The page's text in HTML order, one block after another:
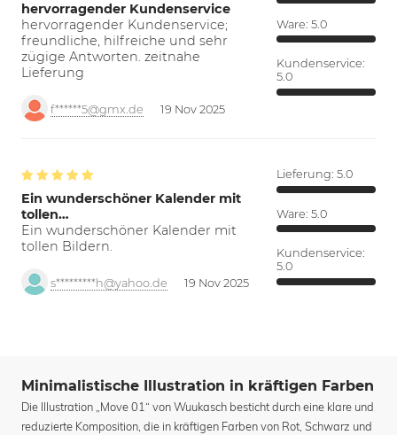
hervorragender Kundenservice
hervorragender Kundenservice;
freundliche, hilfreiche und sehr
zügige Antworten. zeitnahe
Lieferung
f******5@gmx.de 19 Nov 2025
Ware: 5.0
Kundenservice:
5.0
Ein wunderschöner Kalender mit
tollen…
Ein wunderschöner Kalender mit
tollen Bildern.
s*********h@yahoo.de 19 Nov 2025
Lieferung: 5.0
Ware: 5.0
Kundenservice:
5.0
Minimalistische Illustration in kräftigen Farben
Die Illustration „Move 01“ von Wuukasch besticht durch eine klare und
reduzierte Komposition, die in kräftigen Farben von Rot, Schwarz und